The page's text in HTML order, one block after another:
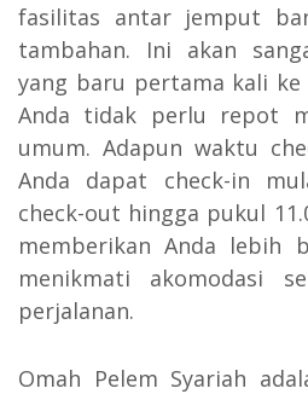
fasilitas antar jemput
tambahan. Ini akan
yang baru pertama kali ke
Anda tidak perlu repot
umum. Adapun waktu
Anda dapat check-in
check-out hingga pukul
memberikan Anda lebih
menikmati akomodasi
perjalanan.
Omah Pelem Syariah